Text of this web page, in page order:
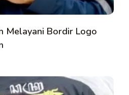
Melayani Bordir Logo